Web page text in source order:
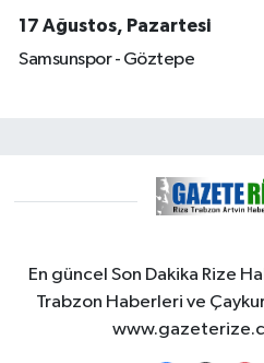
17 Ağustos, Pazartesi
Samsunspor - Göztepe
En güncel Son Dakika Rize
Trabzon Haberleri ve